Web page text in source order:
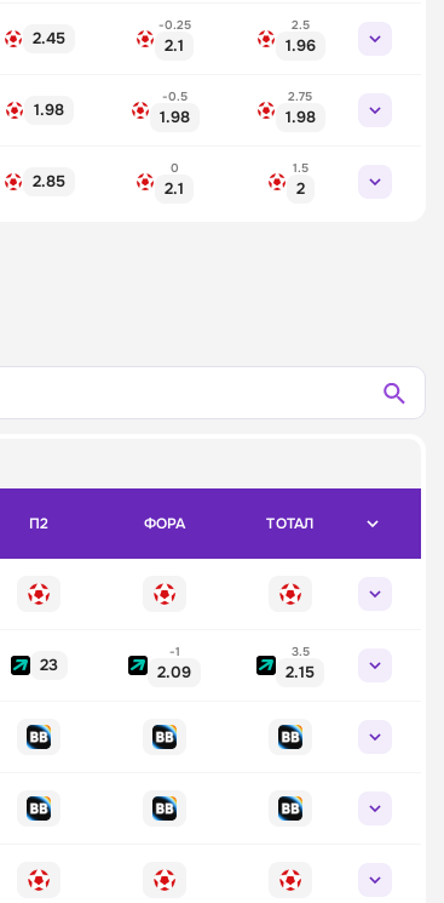
2.45
-0.25
2.1
2.5
1.96
1.98
-0.5
1.98
2.75
1.98
2.85
0
2.1
1.5
2
П2 ФОРА ТОТАЛ
23
-1
2.09
3.5
2.15